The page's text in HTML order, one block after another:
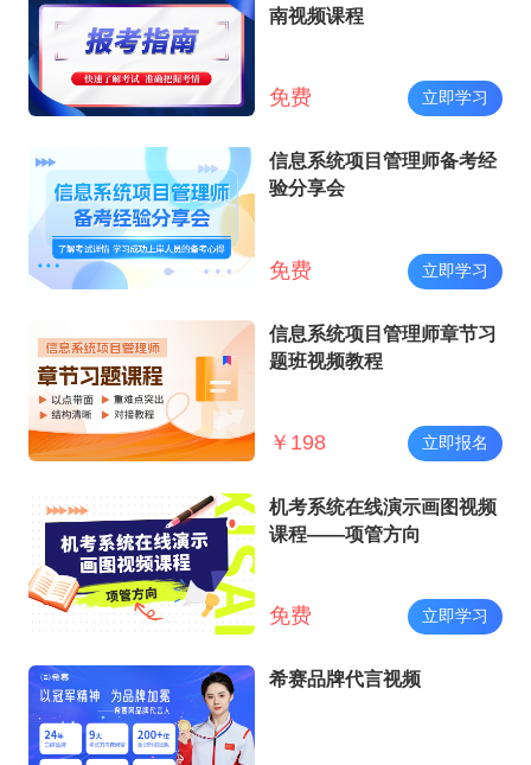
南视频课程
免费 立即学习
信息系统项目管理师备考经
验分享会
免费 立即学习
信息系统项目管理师章节习
题班视频教程
￥ 198 立即报名
机考系统在线演示画图视频
课程——项管方向
免费 立即学习
希赛品牌代言视频